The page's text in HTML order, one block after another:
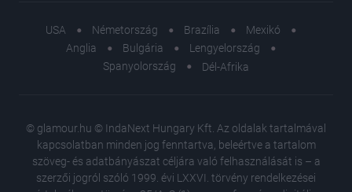
USA Németország Brazília
Mexikó
Anglia
Bulgária
Lengyelország
Spanyolország
Dél-Afrika
© glamour.hu © IndaNext Hungary Kft. Az oldalak tartalmával
kapcsolatban minden jog fenntartva, beleértve a tartalom
szöveg- és adatbányászat céljára való felhasználását is – a
szerzői jogról szóló 1999. évi LXXVI. törvény rendelkezései